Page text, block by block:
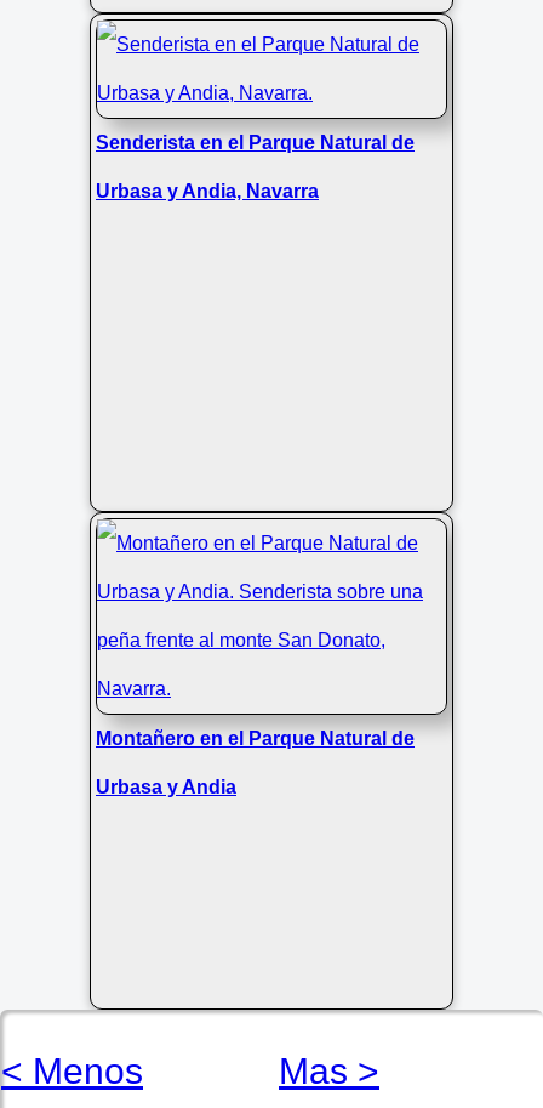
Senderista en el Parque Natural de
Urbasa y Andia, Navarra
Montañero en el Parque Natural de
Urbasa y Andia
< Menos Mas >